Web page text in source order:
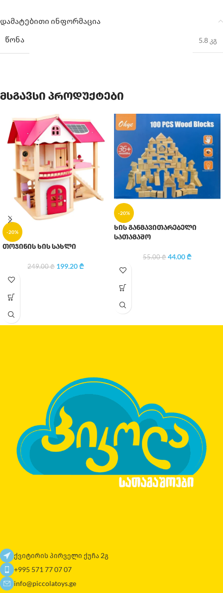
დამატებითი ინფორმაცია
ᲬᲝᲜᲐ
5.8 კგ
მსგავსი პროდუქტები
-20%
თოჯინის ხის სახლი
249.00₾ 199.20₾
-20%
ხის განმავითარებელი
სათამაშო
55.00₾ 44.00₾
ქვიტირის პირველი ქუჩა 2გ
+995 571 77 07 07
info@piccolatoys.ge